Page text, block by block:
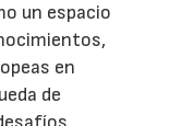
un espacio
en
de